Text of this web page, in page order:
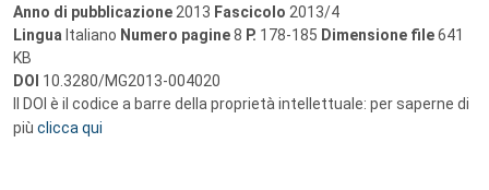
Anno di pubblicazione 2013 Fascicolo 2013/4
Lingua Italiano Numero pagine8 P. 178-185 Dimensione file641
KB
DOI 10.3280/MG2013-004020
Il DOI è il codice a barre della proprietà intellettuale: per saperne di
più clicca qui